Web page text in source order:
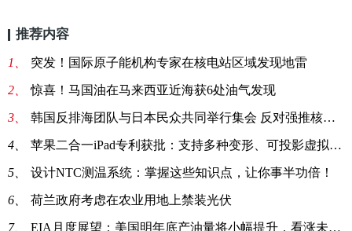
推荐内容
1、 突发！国际原子能机构专家在核电站区域发现地雷
2、 惊喜！马国油在马来西亚近海获6处油气发现
3、 韩国反排海团队与日本民众共同举行集会 反对强推核污染水排海
4、 苹果二合一iPad专利获批：支持多种变形、可投影虚拟键盘
5、 设计NTC测温系统：掌握这些知识点，让你事半功倍！
6、 荷兰政府考虑在农业用地上禁装光伏
7、 EIA月度展望：美国明年底产油量将小幅提升，看涨未来油价